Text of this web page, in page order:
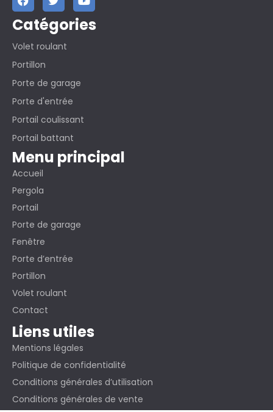
Catégories
Volet roulant
Portillon
Porte de garage
Porte d'entrée
Portail coulissant
Portail battant
Menu principal
Accueil
Pergola
Portail
Porte de garage
Fenêtre
Porte d’entrée
Portillon
Volet roulant
Contact
Liens utiles
Mentions légales
Politique de confidentialité
Conditions générales d’utilisation
Conditions générales de vente